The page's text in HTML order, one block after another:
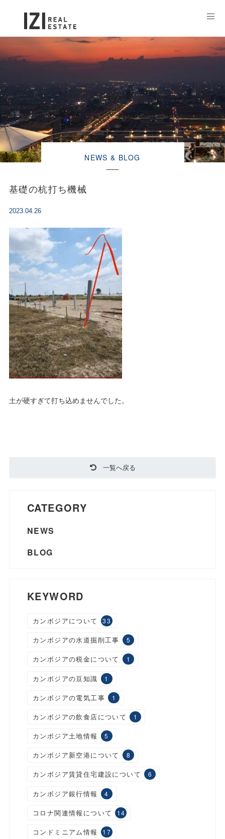
NEWS & BLOG
基礎の杭打ち機械
2023.04.26
土が硬すぎて打ち込めませんでした。
一覧へ戻る
CATEGORY
NEWS
BLOG
KEYWORD
カンボジアについて 33
カンボジアの水道掘削工事 5
カンボジアの税金について 1
カンボジアの豆知識 1
カンボジアの電気工事 1
カンボジアの飲食店について 1
カンボジア土地情報 5
カンボジア新空港について 8
カンボジア賃貸住宅建設について 6
カンボジア銀行情報 4
コロナ関連情報について 14
コンドミニアム情報 17